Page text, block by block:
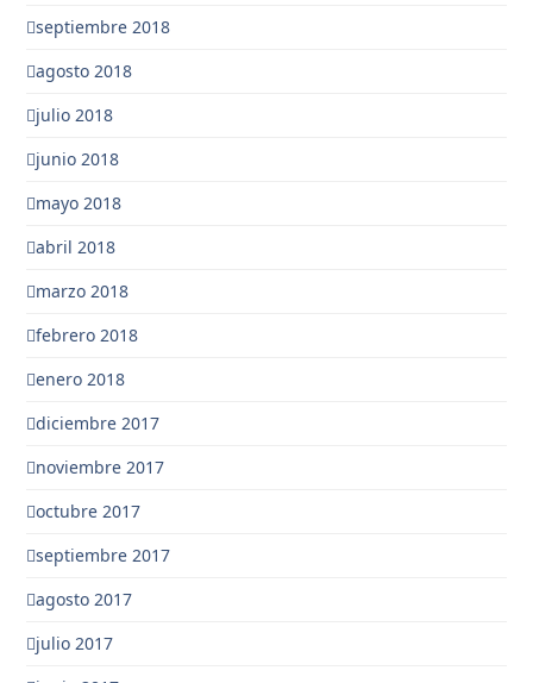
septiembre 2018
agosto 2018
julio 2018
junio 2018
mayo 2018
abril 2018
marzo 2018
febrero 2018
enero 2018
diciembre 2017
noviembre 2017
octubre 2017
septiembre 2017
agosto 2017
julio 2017